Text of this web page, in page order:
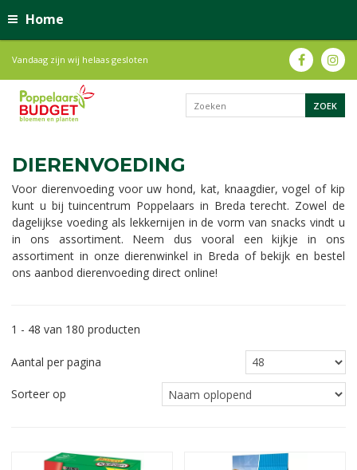
Home
Vandaag zijn wij helaas gesloten
DIERENVOEDING
Voor dierenvoeding voor uw hond, kat, knaagdier, vogel of kip
kunt u bij tuincentrum Poppelaars in Breda terecht. Zowel de
dagelijkse voeding als lekkernijen in de vorm van snacks vindt u
in ons assortiment. Neem dus vooral een kijkje in ons
assortiment in onze dierenwinkel in Breda of bekijk en bestel
ons aanbod dierenvoeding direct online!
1 - 48 van 180 producten
Aantal per pagina
Sorteer op